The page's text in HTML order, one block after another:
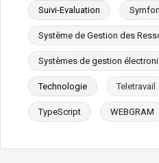
Suivi-Evaluation
Système de Gestion des
Systèmes de gestion
Technologie Teletravail
TypeScript WEBGRAM